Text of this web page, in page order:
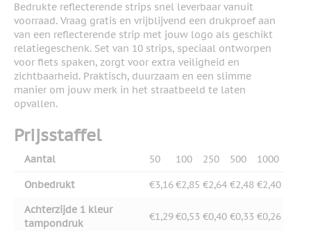
Bedrukte reflecterende strips snel leverbaar vanuit
voorraad. Vraag gratis en vrijblijvend een drukproef aan
van een reflecterende strip met jouw logo als geschikt
relatiegeschenk. Set van 10 strips, speciaal ontworpen
voor fiets spaken, zorgt voor extra veiligheid en
zichtbaarheid. Praktisch, duurzaam en een slimme
manier om jouw merk in het straatbeeld te laten
opvallen.
Prijsstaffel
Aantal 50 100 250 500 1000
Onbedrukt €3,16€2,85 €2,64 €2,48 €2,40
Achterzijde 1 kleur
tampondruk
€1,29€0,53 €0,40 €0,33 €0,26